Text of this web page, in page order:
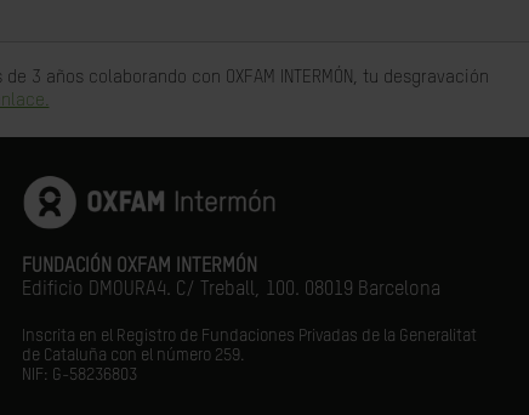
3 años colaborando con OXFAM INTERMÓN, tu desgravación
FUNDACIÓN OXFAM INTERMÓN
Edificio DMOURA4. C/ Treball, 100. 08019 Barcelona
Inscrita en el Registro de Fundaciones Privadas de la Generalitat
de Cataluña con el número 259.
NIF: G-58236803